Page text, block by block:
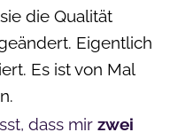
die Qualität
Eigentlich
Es ist von Mal
dass mir zwei